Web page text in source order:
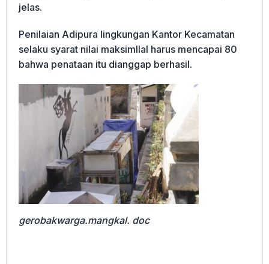
jelas.
Penilaian Adipura lingkungan Kantor Kecamatan
selaku syarat nilai maksimllal harus mencapai 80
bahwa penataan itu dianggap berhasil.
gerobakwarga.mangkal. doc